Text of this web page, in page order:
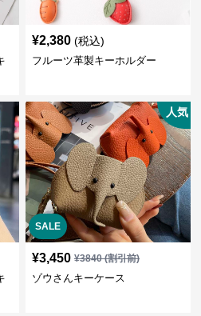
¥2,380 (税込)
フルーツ革製キーホルダー
SALE
人気
¥3,450 ¥3840(割引前)
ゾウさんキーケース